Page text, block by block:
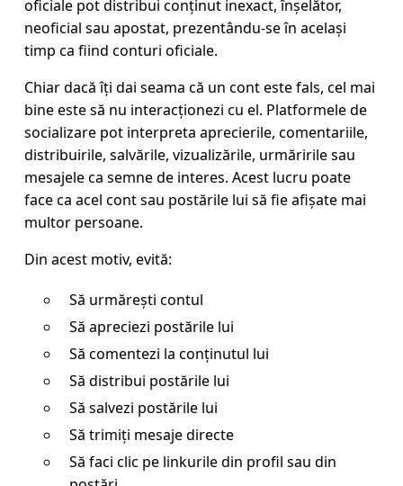
oficiale pot distribui conținut inexact, înșelător,
neoficial sau apostat, prezentându-se în același
timp ca fiind conturi oficiale.
Chiar dacă îți dai seama că un cont este fals, cel mai
bine este să nu interacționezi cu el. Platformele de
socializare pot interpreta aprecierile, comentariile,
distribuirile, salvările, vizualizările, urmăririle sau
mesajele ca semne de interes. Acest lucru poate
face ca acel cont sau postările lui să fie afișate mai
multor persoane.
Din acest motiv, evită:
Să urmărești contul
Să apreciezi postările lui
Să comentezi la conținutul lui
Să distribui postările lui
Să salvezi postările lui
Să trimiți mesaje directe
Să faci clic pe linkurile din profil sau din